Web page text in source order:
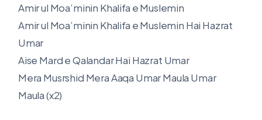
Amir ul Moa’minin Khalifa e Muslemin
Amir ul Moa’minin Khalifa e Muslemin Hai Hazrat
Umar
Aise Mard e Qalandar Hai Hazrat Umar
Mera Musrshid Mera Aaqa Umar Maula Umar
Maula (x2)